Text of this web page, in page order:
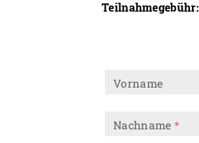
Teilnahmegebühr:
Vorname
Nachname *